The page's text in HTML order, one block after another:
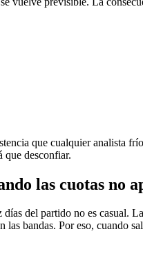
que cualquier analista
que desconfiar.
las cuotas no
días del partido no es casual.
las bandas. Por eso, cuando